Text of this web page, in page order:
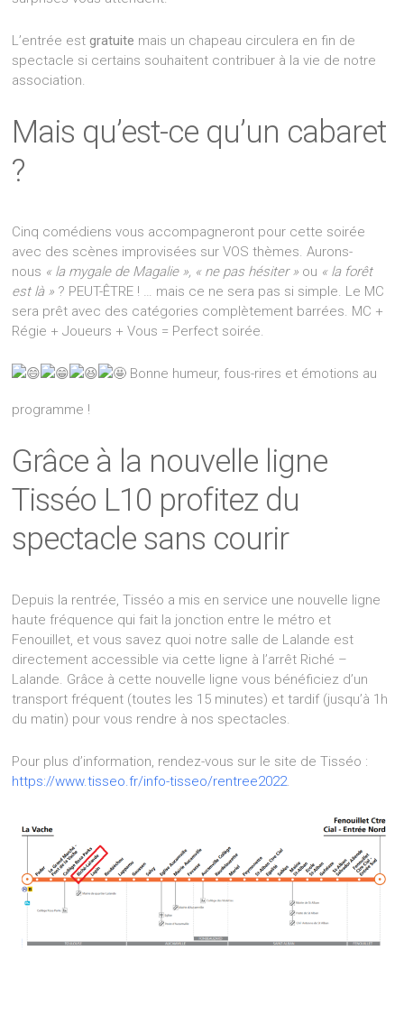
L’entrée est gratuite mais un chapeau circulera en fin de
spectacle si certains souhaitent contribuer à la vie de notre
association.
Mais qu’est-ce qu’un cabaret
?
Cinq comédiens vous accompagneront pour cette soirée
avec des scènes improvisées sur VOS thèmes. Aurons-
nous « la mygale de Magalie », « ne pas hésiter » ou « la forêt
est là » ? PEUT-ÊTRE ! … mais ce ne sera pas si simple. Le MC
sera prêt avec des catégories complètement barrées. MC +
Régie + Joueurs + Vous = Perfect soirée.
Bonne humeur, fous-rires et émotions au
programme !
Grâce à la nouvelle ligne
Tisséo L10 profitez du
spectacle sans courir
Depuis la rentrée, Tisséo a mis en service une nouvelle ligne
haute fréquence qui fait la jonction entre le métro et
Fenouillet, et vous savez quoi notre salle de Lalande est
directement accessible via cette ligne à l’arrêt Riché –
Lalande. Grâce à cette nouvelle ligne vous bénéficiez d’un
transport fréquent (toutes les 15 minutes) et tardif (jusqu’à 1h
du matin) pour vous rendre à nos spectacles.
Pour plus d’information, rendez-vous sur le site de Tisséo :
https://www.tisseo.fr/info-tisseo/rentree2022.